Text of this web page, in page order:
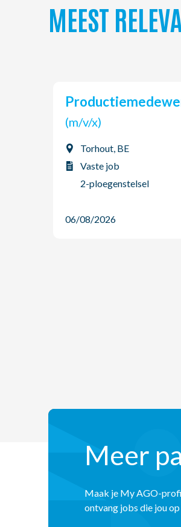
MEEST
(m/v/x)
Torhout, BE
Vaste job
2-ploegenstelsel
06/08/2026
Meer
Maak je My AGO-
ontvang jobs die jou